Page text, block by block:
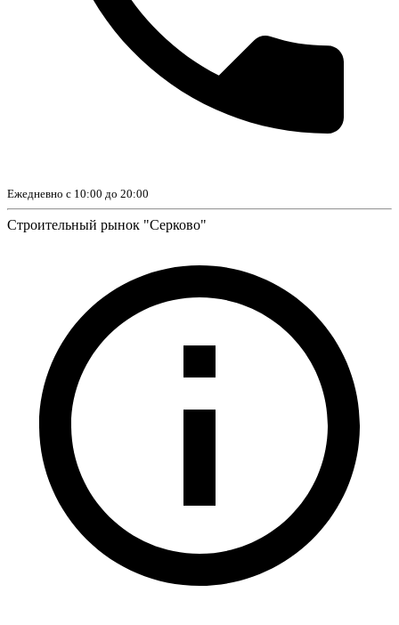
Ежедневно с 10:00 до 20:00
Строительный рынок "Серково"